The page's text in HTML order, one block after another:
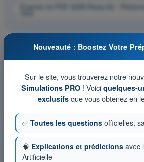
Examen en PDF QCM Drone A2 -
Nouveauté : Boostez Votre
Sur le site, vous trouverez notre
Simulations PRO! Voici quelques-
exclusifsque vous obtenez en
✅ Toutes les questions officielles,
🧠 Explications et prédictions avec
Artificielle